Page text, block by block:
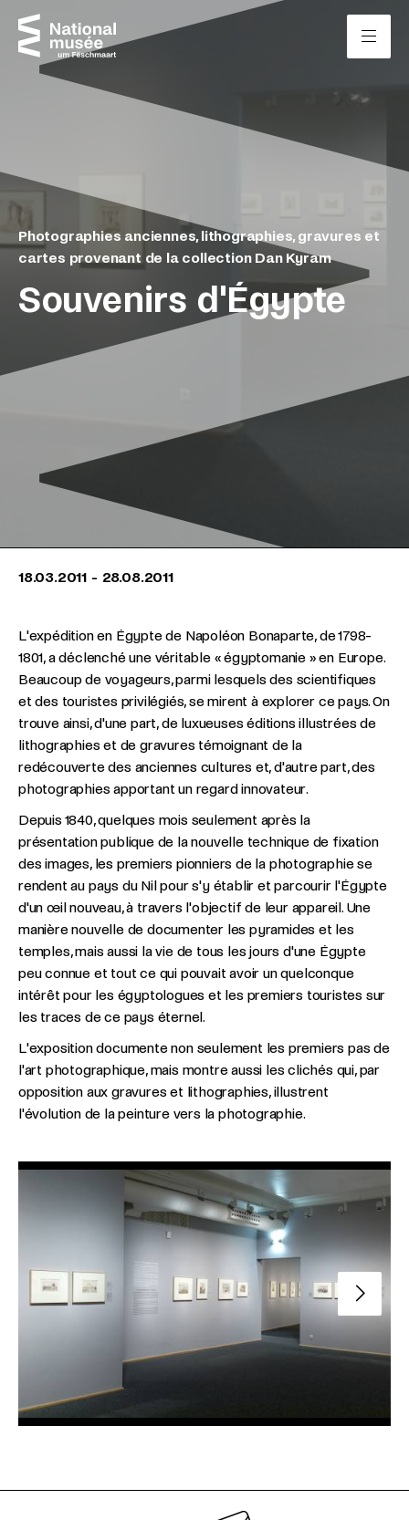
Passer directement au contenu
Souvenirs d'Égypte
Photographies anciennes, lithographies, gravures et
cartes provenant de la collection Dan Kyram
18.03.2011 - 28.08.2011
L'expédition en Égypte de Napoléon Bonaparte, de 1798-
1801, a déclenché une véritable « égyptomanie » en Europe.
Beaucoup de voyageurs, parmi lesquels des scientifiques
et des touristes privilégiés, se mirent à explorer ce pays. On
trouve ainsi, d'une part, de luxueuses éditions illustrées de
lithographies et de gravures témoignant de la
redécouverte des anciennes cultures et, d'autre part, des
photographies apportant un regard innovateur.
Depuis 1840, quelques mois seulement après la
présentation publique de la nouvelle technique de fixation
des images, les premiers pionniers de la photographie se
rendent au pays du Nil pour s'y établir et parcourir l'Égypte
d'un œil nouveau, à travers l'objectif de leur appareil. Une
manière nouvelle de documenter les pyramides et les
temples, mais aussi la vie de tous les jours d'une Égypte
peu connue et tout ce qui pouvait avoir un quelconque
intérêt pour les égyptologues et les premiers touristes sur
les traces de ce pays éternel.
L'exposition documente non seulement les premiers pas de
l'art photographique, mais montre aussi les clichés qui, par
opposition aux gravures et lithographies, illustrent
l'évolution de la peinture vers la photographie.
Slide
Panneau de gestion des cookies